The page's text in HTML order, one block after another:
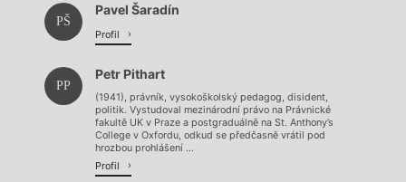
PŠ
Pavel Šaradín
Profil
PP
Petr Pithart
(1941), právník, vysokoškolský pedagog, disident,
politik. Vystudoval mezinárodní právo na Právnické
fakultě UK v Praze a postgraduálně na St. Anthony’s
College v Oxfordu, odkud se předčasně vrátil pod
hrozbou prohlášení ...
Profil